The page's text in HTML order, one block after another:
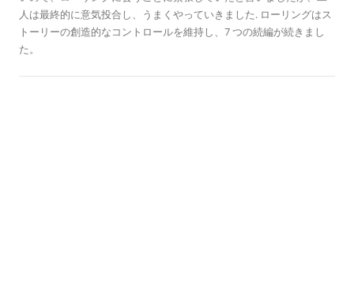
人は最終的に意気投合し、うまくやっていきました. ローリングはス
トーリーの創造的なコントロールを維持し、7 つの続編が続きまし
た。